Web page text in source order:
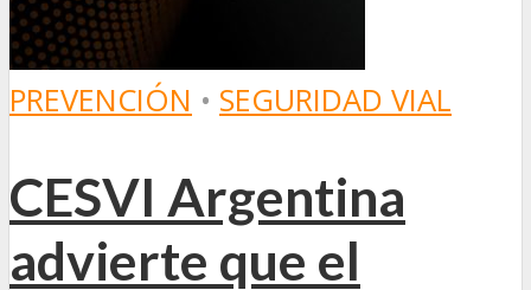
PREVENCIÓN • SEGURIDAD VIAL
CESVI Argentina
advierte que el